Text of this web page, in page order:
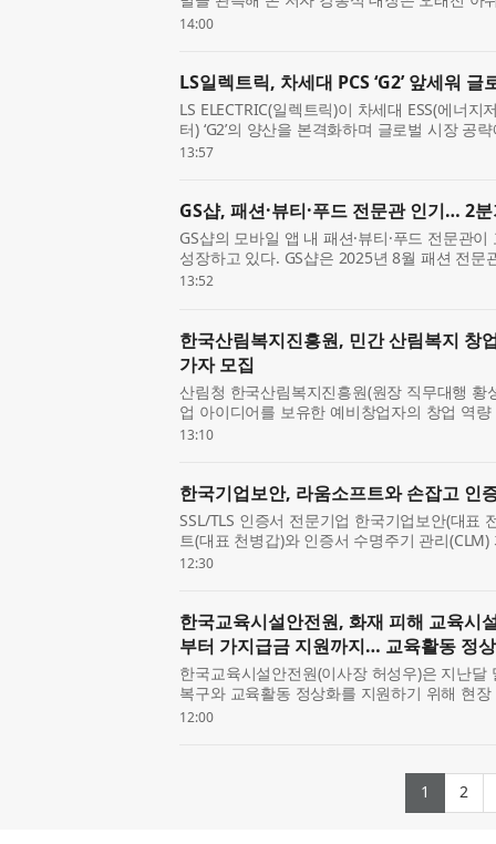
이 천체망원경으로 별을 직접 보고도 기대만
14:00
LS일렉트릭, 차세대 PCS ‘G2’ 앞세워
LS ELECTRIC(일렉트릭)이 차세대 ESS(에너
터) ‘G2’의 양산을 본격화하며 글로벌 시장 공
일 충남 천안사업장 DC팩토리에서 구자균 회
13:57
GS샵, 패션·뷰티·푸드 전문관 인기… 2
GS샵의 모바일 앱 내 패션·뷰티·푸드 전문관
성장하고 있다. GS샵은 2025년 8월 패션 전문
월에는 뷰티 전문관 ‘뷰티#(샵)’과 식품 전문관
13:52
한국산림복지진흥원, 민간 산림복지 창
가자 모집
산림청 한국산림복지진흥원(원장 직무대행
업 아이디어를 보유한 예비창업자의 창업 역
산림복지 창업·성장 패키지 FOR:SEED(예비
13:10
한국기업보안, 라움소프트와 손잡고 인
SSL/TLS 인증서 전문기업 한국기업보안(대표
트(대표 천병갑)와 인증서 수명주기 관리(CLM)
출을 위한 전략적 업무협약(MOU)을 체결했
12:30
한국교육시설안전원, 화재 피해 교육시
부터 가지급금 지원까지… 교육활동 정상
한국교육시설안전원(이사장 허성우)은 지난
복구와 교육활동 정상화를 지원하기 위해 현
나섰다고 밝혔다. 허성우 한국교육시설안전
12:00
1 2